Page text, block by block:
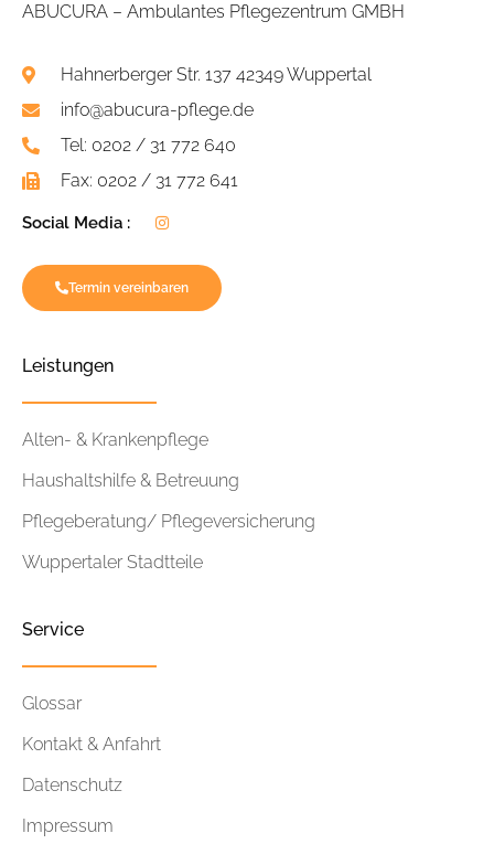
ABUCURA – Ambulantes Pflegezentrum GMBH
Hahnerberger Str. 137 42349 Wuppertal
info@abucura-pflege.de
Tel: 0202 / 31 772 640
Fax: 0202 / 31 772 641
Social Media :
Termin vereinbaren
Leistungen
Alten- & Krankenpflege
Haushaltshilfe & Betreuung
Pflegeberatung/ Pflegeversicherung
Wuppertaler Stadtteile
Service
Glossar
Kontakt & Anfahrt
Datenschutz
Impressum